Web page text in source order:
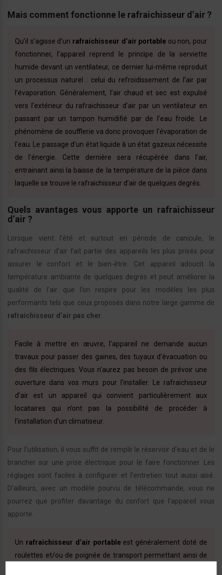
Mais comment fonctionne le rafraichisseur d’air ?
Qu’il s’agisse d’un rafraichisseur d’air portable ou non, pour
fonctionner, l’appareil reprend le principe de la serviette
humide devant un ventilateur, ce dernier lui-même reproduit
un processus naturel : celui du refroidissement de l’air par
l’évaporation. Généralement, l’air chaud et sec est expulsé
vers l’extérieur du rafraichisseur d’air par un ventilateur en
passant par un tampon humidifié par de l’eau froide. Le
phénomène de soufflerie va donc provoquer l’évaporation de
l’eau. Le passage d’un état liquide à un état gazeux nécessite
de l’énergie. Cette dernière sera récupérée dans l’air,
entrainant ainsi la baisse de la température de la pièce dans
laquelle se trouve le rafraichisseur d’air de quelques degrés.
Quels avantages vous apporte un rafraichisseur
d’air ?
Lorsque vient l’été et surtout en période de canicule, le
rafraichisseur d’air fait partie des appareils les plus prisés pour
assurer le confort et le bien-être. Cet appareil adoucit la
température ambiante de quelques degrés et peut améliorer la
qualité de l’air que l’on respire pour les modèles les plus
performants tels que ceux proposés dans notre large gamme de
rafraichisseur d’air pas cher
Facile à mettre en œuvre, l’appareil ne demande aucun
travaux pour passer des gaines, des tuyaux d’évacuation ou
des fils électriques. Vous n’aurez pas besoin de prévoir une
ouverture dans vos murs pour l’installer. Le rafraichisseur
d’air est un appareil qui convient particulièrement aux
locataires qui n’ont pas la possibilité de procéder à
l’installation d’un climatiseur.
Pour l’utilisation, il vous suffit de remplir le réservoir d’eau et de le
brancher sur une prise électrique pour le faire fonctionner. Les
réglages sont faciles à configurer et l’entretien tout aussi aisé.
D’ailleurs, avec un modèle pourvu de télécommande, vous ne
pourrez que profiter davantage du confort que l’appareil vous
apporte.
Un rafraichisseur d’air portable est généralement doté de
roulettes et/ou de poignée de transport permettant ainsi de